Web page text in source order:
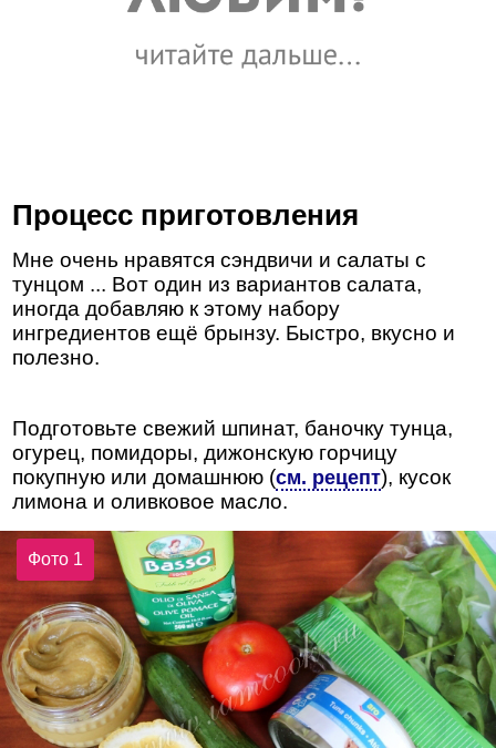
Процесс приготовления
Мне очень нравятся сэндвичи и салаты с
тунцом ... Вот один из вариантов салата,
иногда добавляю к этому набору
ингредиентов ещё брынзу. Быстро, вкусно и
полезно.
Подготовьте свежий шпинат, баночку тунца,
огурец, помидоры, дижонскую горчицу
покупную или домашнюю (см. рецепт), кусок
лимона и оливковое масло.
Фото 1